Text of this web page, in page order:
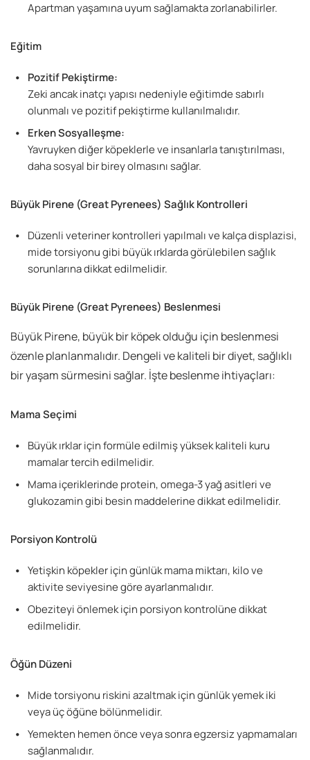
Apartman yaşamına uyum sağlamakta zorlanabilirler.
Eğitim
Pozitif Pekiştirme:
Zeki ancak inatçı yapısı nedeniyle eğitimde sabırlı
olunmalı ve pozitif pekiştirme kullanılmalıdır.
Erken Sosyalleşme:
Yavruyken diğer köpeklerle ve insanlarla tanıştırılması,
daha sosyal bir birey olmasını sağlar.
Büyük Pirene (Great Pyrenees) Sağlık Kontrolleri
Düzenli veteriner kontrolleri yapılmalı ve kalça displazisi,
mide torsiyonu gibi büyük ırklarda görülebilen sağlık
sorunlarına dikkat edilmelidir.
Büyük Pirene (Great Pyrenees) Beslenmesi
Büyük Pirene, büyük bir köpek olduğu için beslenmesi
özenle planlanmalıdır. Dengeli ve kaliteli bir diyet, sağlıklı
bir yaşam sürmesini sağlar. İşte beslenme ihtiyaçları:
Mama Seçimi
Büyük ırklar için formüle edilmiş yüksek kaliteli kuru
mamalar tercih edilmelidir.
Mama içeriklerinde protein, omega-3 yağ asitleri ve
glukozamin gibi besin maddelerine dikkat edilmelidir.
Porsiyon Kontrolü
Yetişkin köpekler için günlük mama miktarı, kilo ve
aktivite seviyesine göre ayarlanmalıdır.
Obeziteyi önlemek için porsiyon kontrolüne dikkat
edilmelidir.
Öğün Düzeni
Mide torsiyonu riskini azaltmak için günlük yemek iki
veya üç öğüne bölünmelidir.
Yemekten hemen önce veya sonra egzersiz yapmamaları
sağlanmalıdır.